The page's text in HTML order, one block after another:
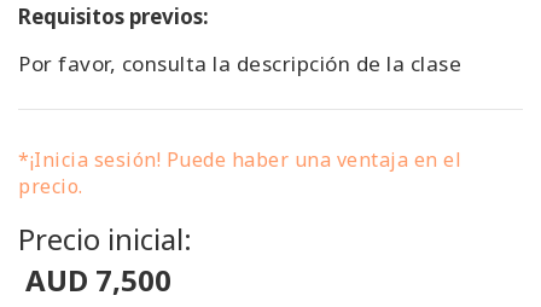
Requisitos previos:
Por favor, consulta la descripción de la clase
*¡Inicia sesión! Puede haber una ventaja en el
precio.
Precio inicial:
AUD 7,500